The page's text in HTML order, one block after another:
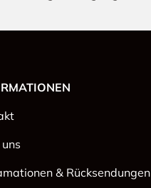
& Rücksendungen